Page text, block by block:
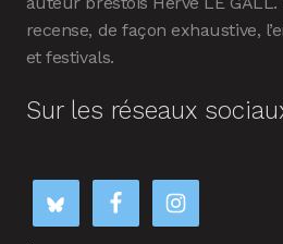
recense, de façon exhaustive,
et festivals.
Sur les réseaux